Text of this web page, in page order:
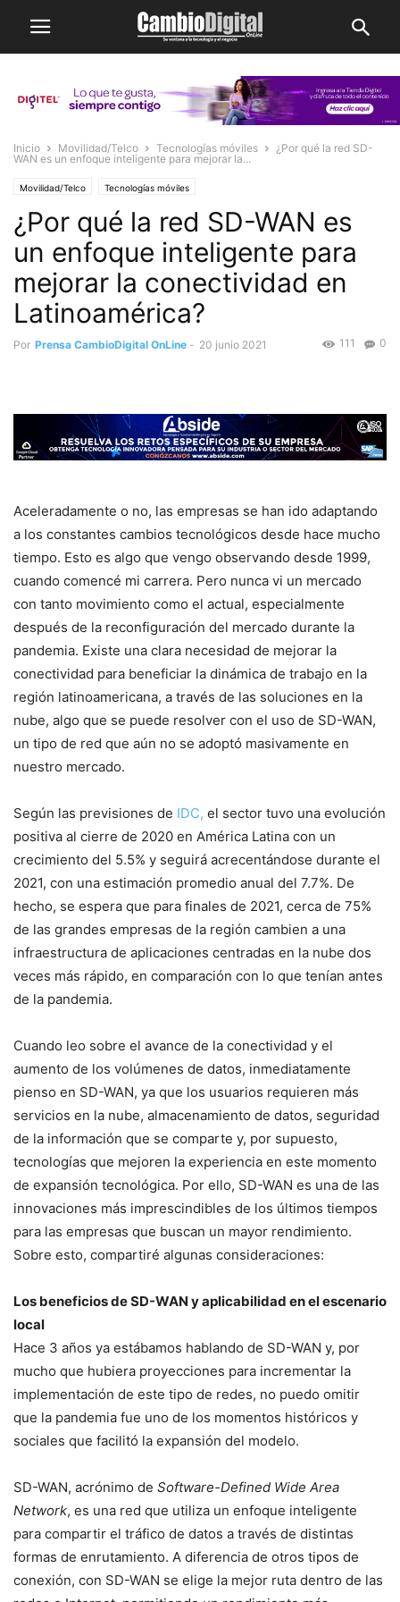
Inicio Movilidad/Telco Tecnologías móviles
¿Por qué la red SD-
WAN es un enfoque inteligente para mejorar la...
Movilidad/Telco Tecnologías móviles
¿Por qué la red SD-WAN es
un enfoque inteligente para
mejorar la conectividad en
Latinoamérica?
Por Prensa CambioDigital OnLine - 20 junio 2021 0
111
Aceleradamente o no, las empresas se han ido adaptando
a los constantes cambios tecnológicos desde hace mucho
tiempo. Esto es algo que vengo observando desde 1999,
cuando comencé mi carrera. Pero nunca vi un mercado
con tanto movimiento como el actual, especialmente
después de la reconfiguración del mercado durante la
pandemia. Existe una clara necesidad de mejorar la
conectividad para beneficiar la dinámica de trabajo en la
región latinoamericana, a través de las soluciones en la
nube, algo que se puede resolver con el uso de SD-WAN,
un tipo de red que aún no se adoptó masivamente en
nuestro mercado.
Según las previsiones de IDC, el sector tuvo una evolución
positiva al cierre de 2020 en América Latina con un
crecimiento del 5.5% y seguirá acrecentándose durante el
2021, con una estimación promedio anual del 7.7%. De
hecho, se espera que para finales de 2021, cerca de 75%
de las grandes empresas de la región cambien a una
infraestructura de aplicaciones centradas en la nube dos
veces más rápido, en comparación con lo que tenían antes
de la pandemia.
Cuando leo sobre el avance de la conectividad y el
aumento de los volúmenes de datos, inmediatamente
pienso en SD-WAN, ya que los usuarios requieren más
servicios en la nube, almacenamiento de datos, seguridad
de la información que se comparte y, por supuesto,
tecnologías que mejoren la experiencia en este momento
de expansión tecnológica. Por ello, SD-WAN es una de las
innovaciones más imprescindibles de los últimos tiempos
para las empresas que buscan un mayor rendimiento.
Sobre esto, compartiré algunas consideraciones:
Los beneficios de SD-WAN y aplicabilidad en el escenario
local
Hace 3 años ya estábamos hablando de SD-WAN y, por
mucho que hubiera proyecciones para incrementar la
implementación de este tipo de redes, no puedo omitir
que la pandemia fue uno de los momentos históricos y
sociales que facilitó la expansión del modelo.
SD-WAN, acrónimo de Software-Defined Wide Area
Network, es una red que utiliza un enfoque inteligente
para compartir el tráfico de datos a través de distintas
formas de enrutamiento. A diferencia de otros tipos de
conexión, con SD-WAN se elige la mejor ruta dentro de las